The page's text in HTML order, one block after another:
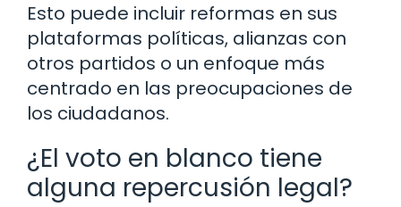
Esto puede incluir reformas en sus
plataformas políticas, alianzas con
otros partidos o un enfoque más
centrado en las preocupaciones de
los ciudadanos.
¿El voto en blanco tiene
alguna repercusión legal?